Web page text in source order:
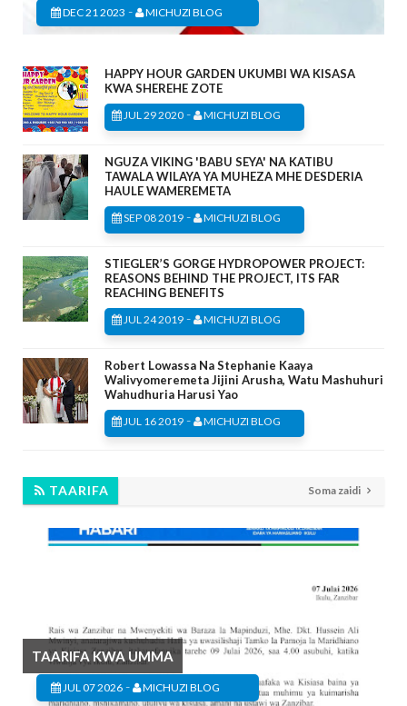
DEC 21 2023 - MICHUZI BLOG
HAPPY HOUR GARDEN UKUMBI WA KISASA
KWA SHEREHE ZOTE
JUL 29 2020 - MICHUZI BLOG
NGUZA VIKING 'BABU SEYA' NA KATIBU
TAWALA WILAYA YA MUHEZA MHE DESDERIA
HAULE WAMEREMETA
SEP 08 2019 - MICHUZI BLOG
STIEGLER’S GORGE HYDROPOWER PROJECT:
REASONS BEHIND THE PROJECT, ITS FAR
REACHING BENEFITS
JUL 24 2019 - MICHUZI BLOG
Robert Lowassa Na Stephanie Kaaya
Walivyomeremeta Jijini Arusha, Watu Mashuhuri
Wahudhuria Harusi Yao
JUL 16 2019 - MICHUZI BLOG
TAARIFA Soma zaidi
TAARIFA KWA UMMA
JUL 07 2026 - MICHUZI BLOG